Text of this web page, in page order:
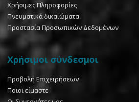
Χρήσιμες Πληροφορίες
Πνευματικά δικαιώματα
Προστασία Προσωπικών Δεδομένων
Χρήσιμοι σύνδεσμοι
Προβολή Επιχειρήσεων
Ποιοι είμαστε